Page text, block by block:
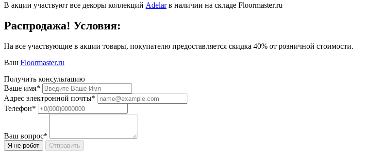
В акции участвуют все декоры коллекций Adelarв наличии на складе Floormaster.ru
Распродажа! Условия:
На все участвующие в акции товары, покупателю предоставляется скидка 40% от розничной стоимости.
Ваш Floormaster.ru
Получить консультацию
Ваше имя*
Адрес электронной почты*
Телефон*
Ваш вопрос*
Отправить